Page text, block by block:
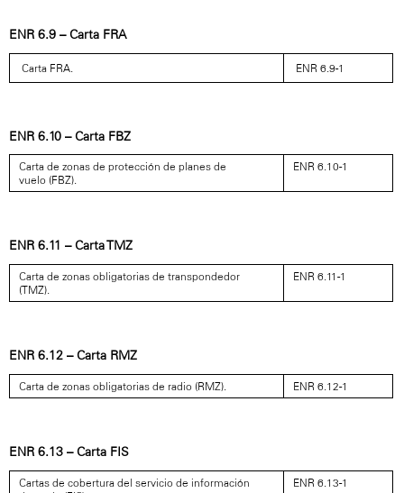
ENR 6.9 – Carta FRA
Carta FRA. ENR 6.9-1
ENR 6.10 – Carta FBZ
Carta de zonas de protección de planes de
vuelo (FBZ).
ENR 6.10-1
ENR 6.11 – Carta TMZ
Carta de zonas obligatorias de transpondedor
(TMZ).
ENR 6.11-1
ENR 6.12 – Carta RMZ
Carta de zonas obligatorias de radio (RMZ). ENR 6.12-1
ENR 6.13 – Carta FIS
Cartas de cobertura del servicio de información
ENR 6.13-1